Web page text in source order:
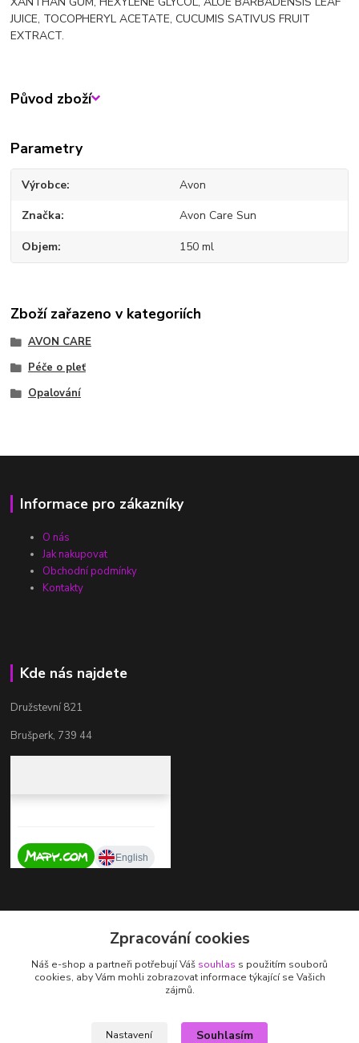
JUICE, TOCOPHERYL ACETATE, CUCUMIS SATIVUS FRUIT
EXTRACT.
Původ zboží
Parametry
Výrobce Avon
Značka Avon Care Sun
Objem 150 ml
Zboží zařazeno v kategoriích
AVON CARE
Péče o pleť
Opalování
Informace pro zákazníky
O nás
Jak nakupovat
Obchodní podmínky
Kontakty
Kde nás najdete
Družstevní 821
Brušperk, 739 44
+420 737 725 324
(Po-Pá, 9-17 hod.)
Zpracování cookies
Náš e-shop a partneři potřebují Váš souhlas s použitím souborů
cookies, aby Vám mohli zobrazovat informace týkající se Vašich
zájmů.
Nastavení Souhlasím